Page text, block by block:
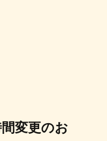
変更のお